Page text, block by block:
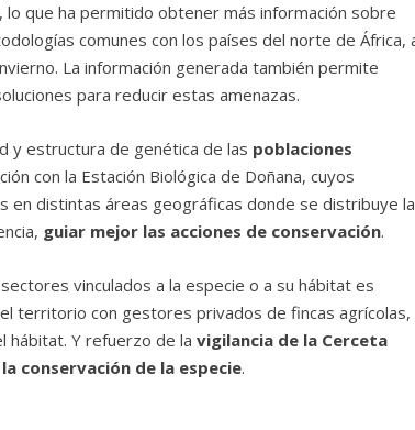
, lo que ha permitido obtener más información sobre
comunes con los países del norte de África,
La información generada también permite
para reducir estas amenazas.
y estructura de genética de las poblaciones
con la Estación Biológica de Doñana, cuyos
distintas áreas geográficas donde se distribuye la
guiar mejor las acciones de conservación.
vinculados a la especie o a su hábitat es
territorio con gestores privados de fincas agrícolas,
hábitat. Y refuerzo de lavigilancia de la Cerceta
conservación de la especie.